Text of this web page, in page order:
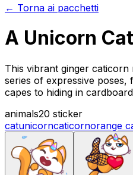
← Torna ai pacchetti
A Unicorn Cat
This vibrant ginger
series of expressive
capes to hiding in
animals20 sticker
catunicorncaticornorange